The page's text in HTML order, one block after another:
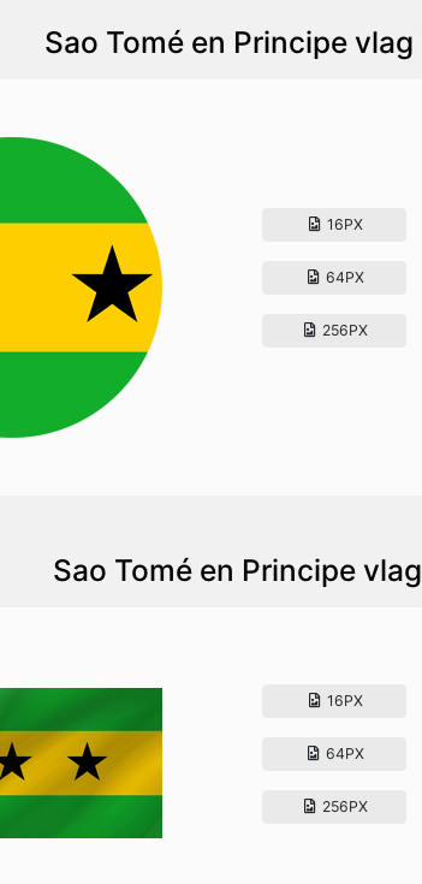
Sao Tomé en Principe vlag
16PX
64PX
256PX
Sao Tomé en Principe vlag
16PX
64PX
256PX